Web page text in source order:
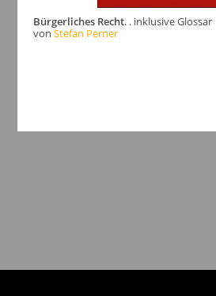
Bürgerliches Recht. . inklusive Glossar
von Stefan Perner